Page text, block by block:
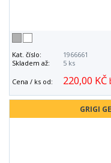
Kat. číslo:
1966661
Skladem až:
5 ks
Cena / ks od: 220,00 KČ
GRIGI